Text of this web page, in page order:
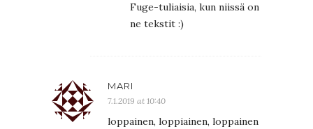
Fuge-tuliaisia, kun niissä on
ne tekstit :)
MARI
7.1.2019 at 10:40
loppainen, loppiainen, loppainen